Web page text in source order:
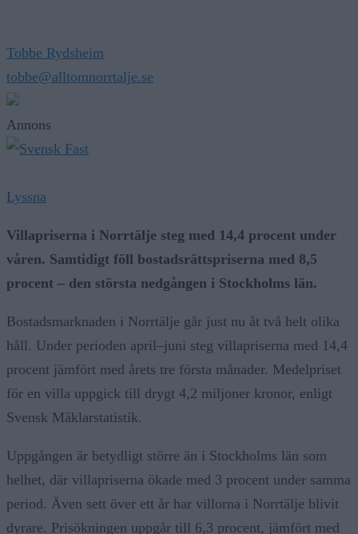
Tobbe Rydsheim
tobbe@alltomnorrtalje.se
Annons
Lyssna
Villapriserna i Norrtälje steg med 14,4 procent under
våren. Samtidigt föll bostadsrättspriserna med 8,5
procent – den största nedgången i Stockholms län.
Bostadsmarknaden i Norrtälje går just nu åt två helt olika
håll. Under perioden april–juni steg villapriserna med 14,4
procent jämfört med årets tre första månader. Medelpriset
för en villa uppgick till drygt 4,2 miljoner kronor, enligt
Svensk Mäklarstatistik.
Uppgången är betydligt större än i Stockholms län som
helhet, där villapriserna ökade med 3 procent under samma
period. Även sett över ett år har villorna i Norrtälje blivit
dyrare. Prisökningen uppgår till 6,3 procent, jämfört med